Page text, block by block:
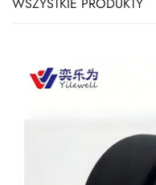
WSZYSTKIE PRODUKTY